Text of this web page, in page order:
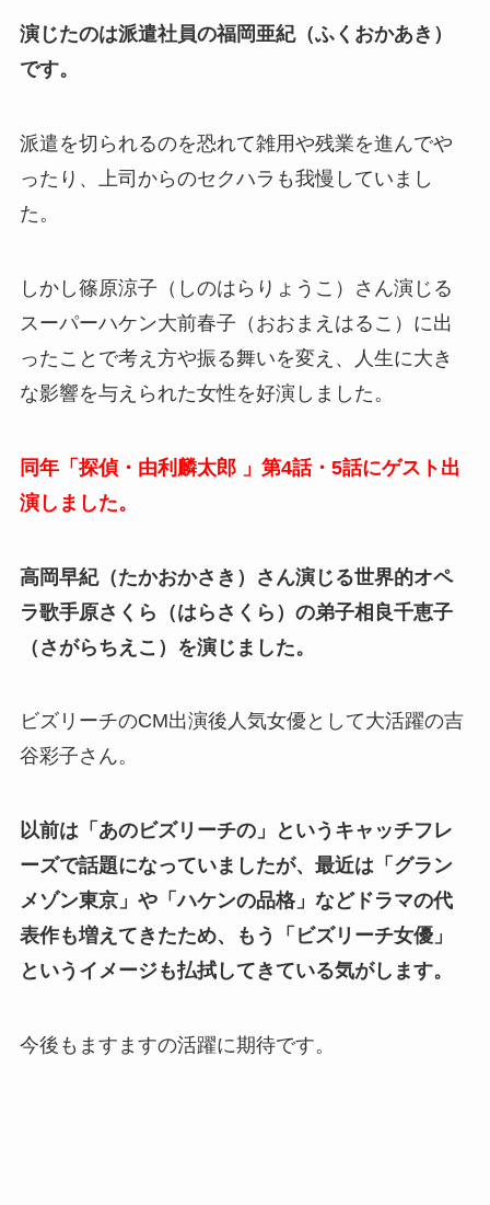
演じたのは派遣社員の福岡亜紀（ふくおかあき）
です。
派遣を切られるのを恐れて雑用や残業を進んでや
ったり、上司からのセクハラも我慢していまし
た。
しかし篠原涼子（しのはらりょうこ）さん演じる
スーパーハケン大前春子（おおまえはるこ）に出
ったことで考え方や振る舞いを変え、人生に大き
な影響を与えられた女性を好演しました。
同年「探偵・由利麟太郎 」第4話・5話にゲスト出
演しました。
高岡早紀（たかおかさき）さん演じる世界的オペ
ラ歌手原さくら（はらさくら）の弟子相良千恵子
（さがらちえこ）を演じました。
ビズリーチのCM出演後人気女優として大活躍の吉
谷彩子さん。
以前は「あのビズリーチの」というキャッチフレ
ーズで話題になっていましたが、最近は「グラン
メゾン東京」や「ハケンの品格」などドラマの代
表作も増えてきたため、もう「ビズリーチ女優」
というイメージも払拭してきている気がします。
今後もますますの活躍に期待です。